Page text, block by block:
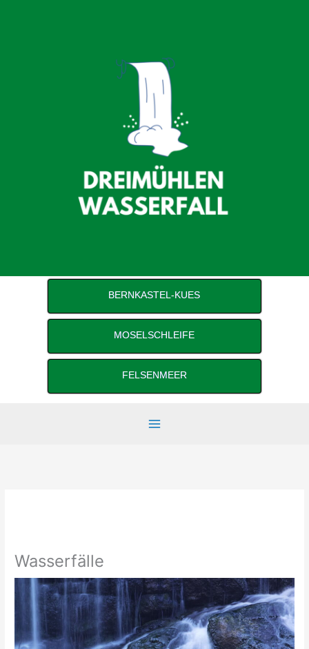
BERNKASTEL-KUES
MOSELSCHLEIFE
FELSENMEER
Wasserfälle